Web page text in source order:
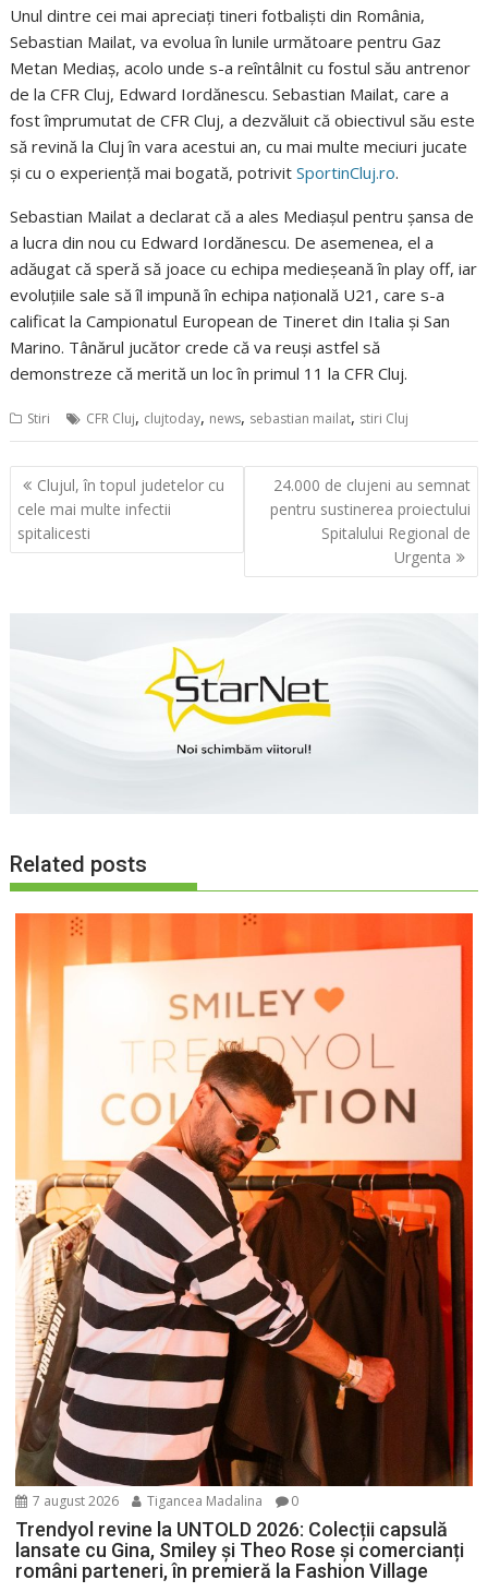
Unul dintre cei mai apreciaţi tineri fotbalişti din România,
Sebastian Mailat, va evolua în lunile următoare pentru Gaz
Metan Mediaş, acolo unde s-a reîntâlnit cu fostul său antrenor
de la CFR Cluj, Edward Iordănescu. Sebastian Mailat, care a
fost împrumutat de CFR Cluj, a dezvăluit că obiectivul său este
să revină la Cluj în vara acestui an, cu mai multe meciuri jucate
şi cu o experienţă mai bogată, potrivitSportinCluj.ro.
Sebastian Mailat a declarat că a ales Mediaşul pentru şansa de
a lucra din nou cu Edward Iordănescu. De asemenea, el a
adăugat că speră să joace cu echipa medieşeană în play off, iar
evoluţiile sale să îl impună în echipa naţională U21, care s-a
calificat la Campionatul European de Tineret din Italia şi San
Marino. Tânărul jucător crede că va reuşi astfel să
demonstreze că merită un loc în primul 11 la CFR Cluj.
Stiri CFR Cluj, clujtoday, news, sebastian mailat, stiri Cluj
Navigare
în
articole
Clujul, în topul judetelor cu
cele mai multe infectii
spitalicesti
24.000 de clujeni au semnat
pentru sustinerea proiectului
Spitalului Regional de
Urgenta
Related posts
7 august 2026 Tigancea Madalina 0
Trendyol revine la UNTOLD 2026: Colecții capsulă
lansate cu Gina, Smiley și Theo Rose și comercianți
români parteneri, în premieră la Fashion Village